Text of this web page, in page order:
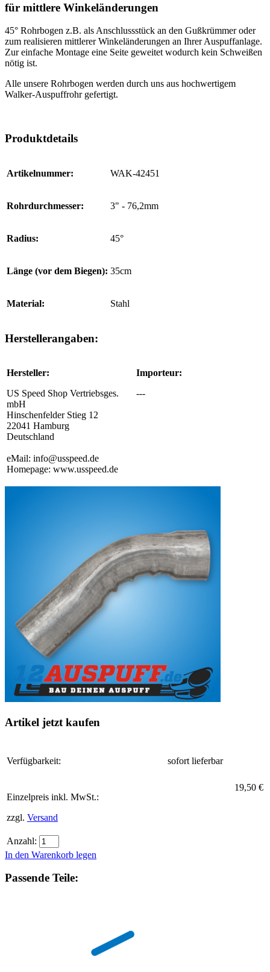
für mittlere Winkeländerungen
45° Rohrbogen z.B. als Anschlussstück an den Gußkrümmer oder
zum realisieren mittlerer Winkeländerungen an Ihrer Auspuffanlage.
Zur einfache Montage eine Seite geweitet wodurch kein Schweißen
nötig ist.
Alle unsere Rohrbogen werden durch uns aus hochwertigem
Walker-Auspuffrohr gefertigt.
Produktdetails
Artikelnummer: WAK-42451
Rohrdurchmesser: 3" - 76,2mm
Radius: 45°
Länge (vor dem Biegen): 35cm
Material: Stahl
Herstellerangaben:
Hersteller:
US Speed Shop Vertriebsges.
mbH
Hinschenfelder Stieg 12
22041 Hamburg
Deutschland
eMail: info@usspeed.de
Homepage: www.usspeed.de
Importeur:
---
Artikel jetzt kaufen
Verfügbarkeit: sofort lieferbar
Einzelpreis inkl. MwSt.:
zzgl. Versand
19,50 €
Anzahl:
In den Warenkorb legen
Passende Teile: